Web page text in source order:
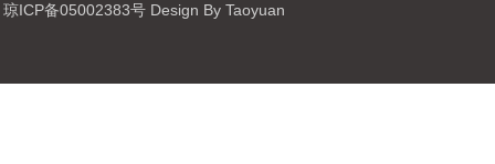
琼ICP备05002383号 Design By Taoyuan